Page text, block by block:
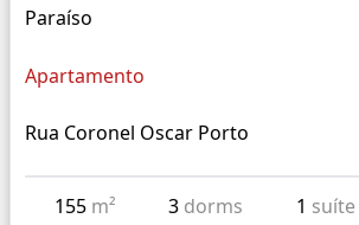
Paraíso
Apartamento
Rua Coronel Oscar Porto
155 m² 3 dorms 1 suíte